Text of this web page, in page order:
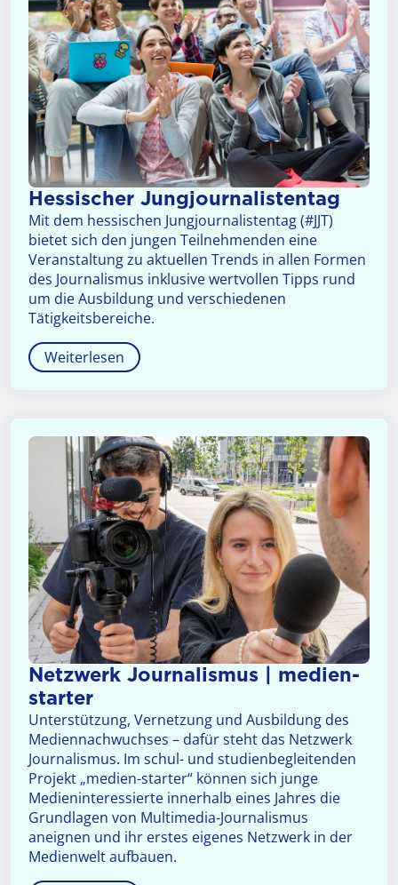
Hessischer Jungjournalistentag
Mit dem hessischen Jungjournalistentag (#JJT)
bietet sich den jungen Teilnehmenden eine
Veranstaltung zu aktuellen Trends in allen Formen
des Journalismus inklusive wertvollen Tipps rund
um die Ausbildung und verschiedenen
Tätigkeitsbereiche.
Weiterlesen
Netzwerk Journalismus | medien-
starter
Unterstützung, Vernetzung und Ausbildung des
Mediennachwuchses – dafür steht das Netzwerk
Journalismus. Im schul- und studienbegleitenden
Projekt „medien-starter“ können sich junge
Medieninteressierte innerhalb eines Jahres die
Grundlagen von Multimedia-Journalismus
aneignen und ihr erstes eigenes Netzwerk in der
Medienwelt aufbauen.